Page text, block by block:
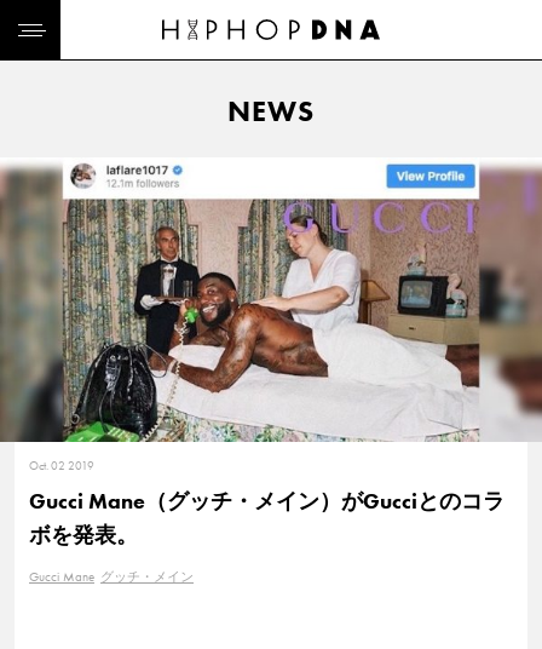
NEWS
Oct. 02 2019
Gucci Mane（グッチ・メイン）がGucciとのコラ
ボを発表。
Gucci Mane グッチ・メイン